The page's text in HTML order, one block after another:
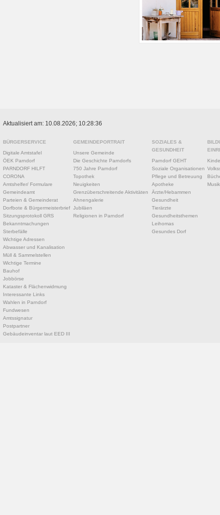
Aktualisiert am: 10.08.2026; 10:28:36
BÜRGERSERVICE
Digitale Amtstafel
ÖEK Parndorf
PARNDORF HILFT
CORONA
Amtshelfer/ Formulare
Gemeindeamt
Parteien & Gemeinderat
Dorfbote & Bürgermeisterbrief
Sitzungsprotokoll GRS
Bekanntmachungen
Sterbefälle
Wichtige Adressen
Abwasser und Kanalisation
Müll & Sammelstellen
Wichtige Termine
Bauhof
Jobbörse
Kataster & Flächenwidmung
Interessante Links
Wahlen in Parndorf
Fundwesen
Amtssignatur
Postpartner
Gebäudeinventar laut EED III
GEMEINDEPORTRAIT
Unsere Gemeinde
Die Geschichte Parndorfs
750 Jahre Parndorf
Topothek
Neuigkeiten
Grenzüberschreitende Aktivitäten
Ahnengalerie
Jubiläen
Religionen in Parndorf
SOZIALES &
GESUNDHEIT
Parndorf GEHT
Soziale Organisationen
Pflege und Betreuung
Apotheke
Ärzte/Hebammen
Gesundheit
Tierärzte
Gesundheitsthemen
Leihomas
Gesundes Dorf